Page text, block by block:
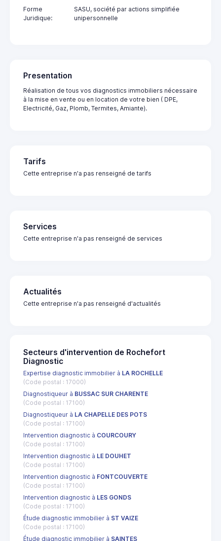
Forme
Juridique:
SASU, société par actions simplifiée
unipersonnelle
Presentation
Réalisation de tous vos diagnostics immobiliers nécessaire
à la mise en vente ou en location de votre bien ( DPE,
Electricité, Gaz, Plomb, Termites, Amiante).
Tarifs
Cette entreprise n'a pas renseigné de tarifs
Services
Cette entreprise n'a pas renseigné de services
Actualités
Cette entreprise n'a pas renseigné d'actualités
Secteurs d'intervention de Rochefort
Diagnostic
Expertise diagnostic immobilier à LA ROCHELLE
(Code postal : 17000)
Diagnostiqueur à BUSSAC SUR CHARENTE
(Code postal : 17100)
Diagnostiqueur à LA CHAPELLE DES POTS
(Code postal : 17100)
Intervention diagnostic à COURCOURY
(Code postal : 17100)
Intervention diagnostic à LE DOUHET
(Code postal : 17100)
Intervention diagnostic à FONTCOUVERTE
(Code postal : 17100)
Intervention diagnostic à LES GONDS
(Code postal : 17100)
Étude diagnostic immobilier à ST VAIZE
(Code postal : 17100)
Étude diagnostic immobilier à SAINTES